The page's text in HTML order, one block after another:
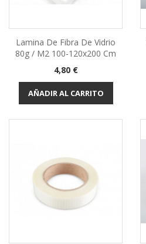
Lamina De Fibra De Vidrio
80g / M2 100-120x200 Cm
Precio
4,80 €
AÑADIR AL CARRITO